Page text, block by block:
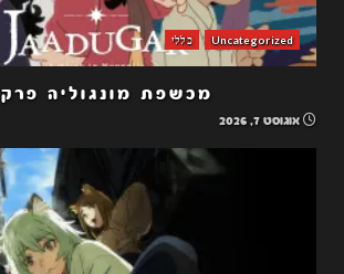
Uncategorized כללי
מכשפת מונגוליה פרק 6
אוגוסט 7, 2026